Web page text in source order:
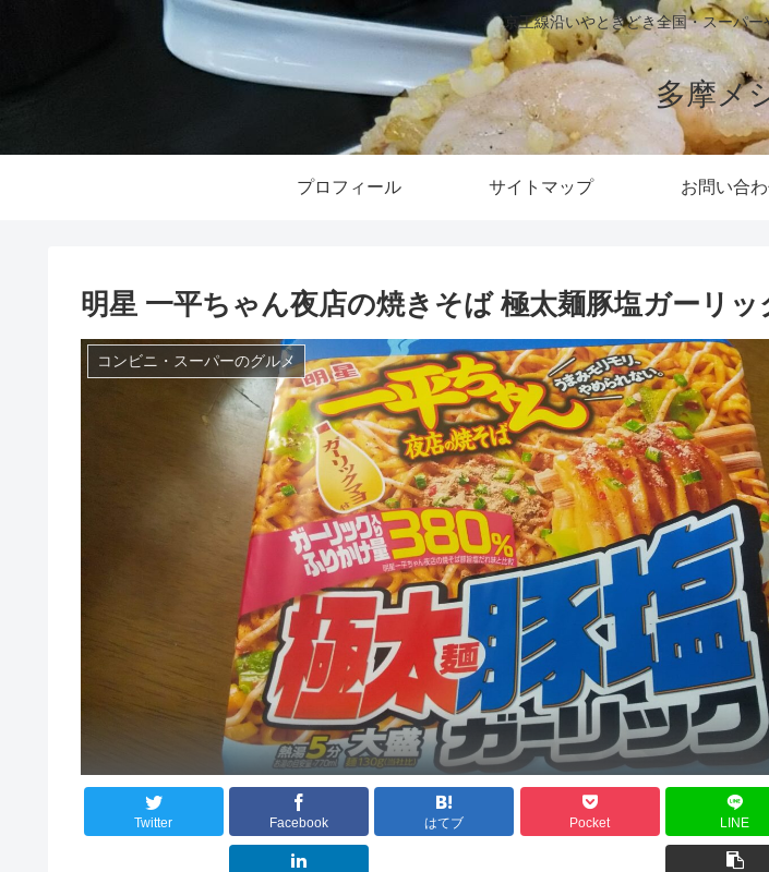
京王線沿いやときどき全国・スーパ
多摩メ
プロフィール サイトマップ お問い合
明星 一平ちゃん夜店の焼きそば 極太麺豚塩ガーリッ
コンビニ・スーパーのグルメ
Twitter Facebook はてブ Pocket LINE